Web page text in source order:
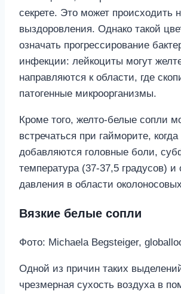
секрете. Это может происходить
выздоровления. Однако такой
означать прогрессирование
инфекции: лейкоциты могут
направляются к области, где
патогенные микроорганизмы.
Кроме того, желто-белые сопли
встречаться при гайморите,
добавляются головные боли,
температура (37-37,5 градусов)
давления в области
Вязкие белые сопли
Фото: Michaela Begsteiger,
Одной из причин таких
чрезмерная сухость воздуха в